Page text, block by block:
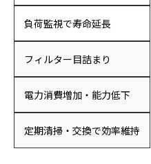
負荷監視で寿命延長
フィルター目詰まり
電力消費増加・能力低下
定期清掃・交換で効率維持